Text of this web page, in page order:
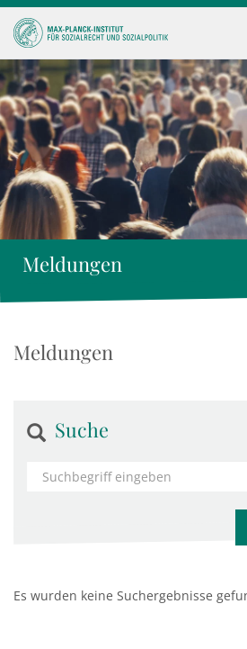
Meldungen
Meldungen
Suche
Es wurden keine Suchergebnisse